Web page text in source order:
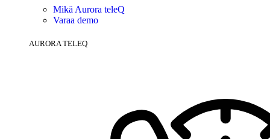
Mikä Aurora teleQ
Varaa demo
AURORA TELEQ